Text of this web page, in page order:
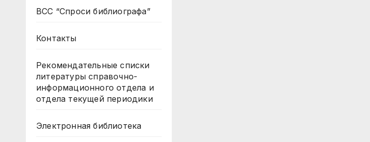
ВСС “Спроси библиографа”
Контакты
Рекомендательные списки
литературы справочно-
информационного отдела и
отдела текущей периодики
Электронная библиотека